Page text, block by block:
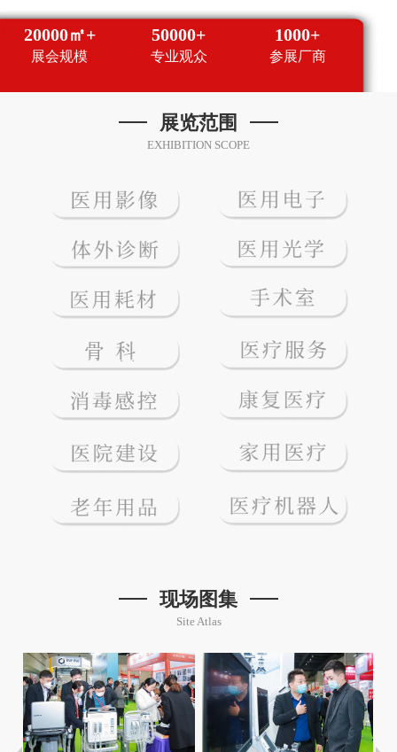
20000㎡+
展会规模
50000+
专业观众
1000+
参展厂商
展览范围
EXHIBITION SCOPE
现场图集
Site Atlas